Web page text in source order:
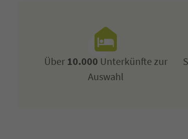
Über10.000 Unterkünfte zur
Auswahl